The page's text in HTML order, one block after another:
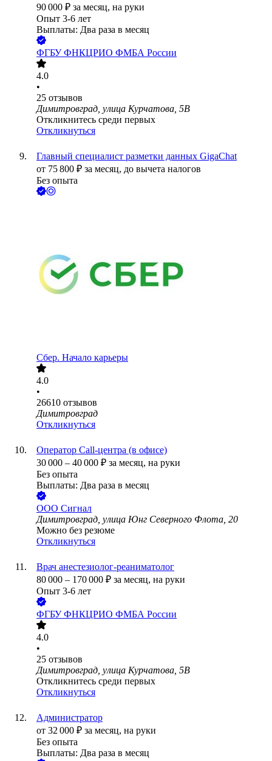
90 000 ₽ за месяц, на руки
Опыт 3-6 лет
Выплаты: Два раза в месяц
ФГБУ ФНКЦРИО ФМБА России
4.0
•
25 отзывов
Димитровград, улица Курчатова, 5В
Откликнитесь среди первых
Откликнуться
Главный специалист разметки данных GigaChat
от 75 800 ₽ за месяц, до вычета налогов
Без опыта
Сбер. Начало карьеры
4.0
•
26610 отзывов
Димитровград
Откликнуться
Оператор Call-центра (в офисе)
30 000 – 40 000 ₽ за месяц, на руки
Без опыта
Выплаты: Два раза в месяц
ООО Сигнал
Димитровград, улица Юнг Северного Флота, 20
Можно без резюме
Откликнуться
Врач анестезиолог-реаниматолог
80 000 – 170 000 ₽ за месяц, на руки
Опыт 3-6 лет
ФГБУ ФНКЦРИО ФМБА России
4.0
•
25 отзывов
Димитровград, улица Курчатова, 5В
Откликнитесь среди первых
Откликнуться
Администратор
от 32 000 ₽ за месяц, на руки
Без опыта
Выплаты: Два раза в месяц